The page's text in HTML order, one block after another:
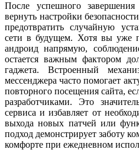
После успешного завершения
вернуть настройки
предотвратить случайную
сети в будущем. Хотя вы уже
андроид напрямую,
остается важным фактором
гаджета. Встроенный
мессенджера часто помогает
повторного посещения сайта,
разработчиками. Это
сервиса и избавляет от
выхода новых патчей или
подход демонстрирует заботу
комфорте при ежедневном